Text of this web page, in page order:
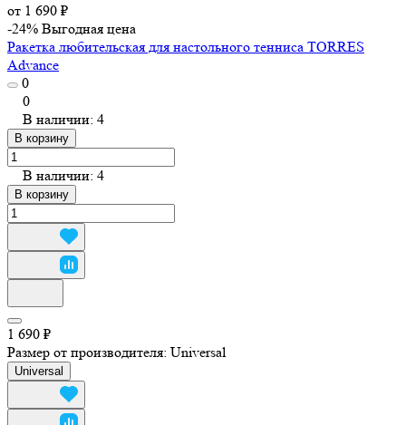
от 1 690 ₽
-24% Выгодная цена
Ракетка любительская для настольного тенниса TORRES
Advance
0
0
В наличии: 4
В корзину
В наличии: 4
В корзину
1 690 ₽
Размер от производителя: Universal
Universal